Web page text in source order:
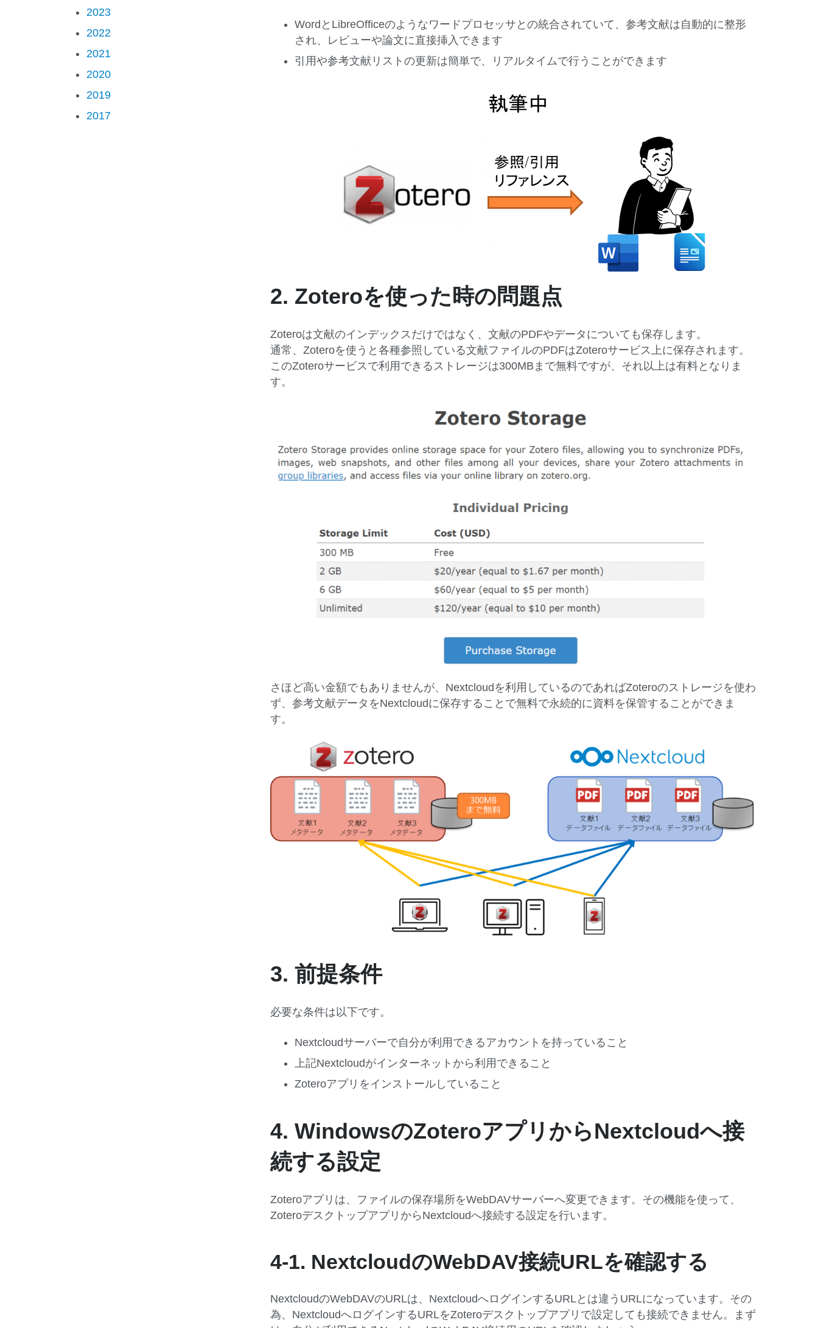
WordとLibreOfficeのようなワードプロセッサとの統合されていて、参考文献は自動的に整形
され、レビューや論文に直接挿入できます
引用や参考文献リストの更新は簡単で、リアルタイムで行うことができます
2. Zoteroを使った時の問題点
Zoteroは文献のインデックスだけではなく、文献のPDFやデータについても保存します。
通常、Zoteroを使うと各種参照している文献ファイルのPDFはZoteroサービス上に保存されます。
このZoteroサービスで利用できるストレージは300MBまで無料ですが、それ以上は有料となりま
す。
さほど高い金額でもありませんが、Nextcloudを利用しているのであればZoteroのストレージを使わ
ず、参考文献データをNextcloudに保存することで無料で永続的に資料を保管することができま
す。
3. 前提条件
必要な条件は以下です。
Nextcloudサーバーで自分が利用できるアカウントを持っていること
上記Nextcloudがインターネットから利用できること
Zoteroアプリをインストールしていること
4. WindowsのZoteroアプリからNextcloudへ接
続する設定
Zoteroアプリは、ファイルの保存場所をWebDAVサーバーへ変更できます。その機能を使って、
ZoteroデスクトップアプリからNextcloudへ接続する設定を行います。
4-1. NextcloudのWebDAV接続URLを確認する
NextcloudのWebDAVのURLは、NextcloudへログインするURLとは違うURLになっています。その
為、NextcloudへログインするURLをZoteroデスクトップアプリで設定しても接続できません。まず
2023
2022
2021
2020
2019
2017